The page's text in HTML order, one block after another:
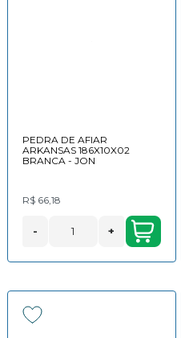
PEDRA DE AFIAR
ARKANSAS 186X10X02
BRANCA - JON
R$ 66,18
- +